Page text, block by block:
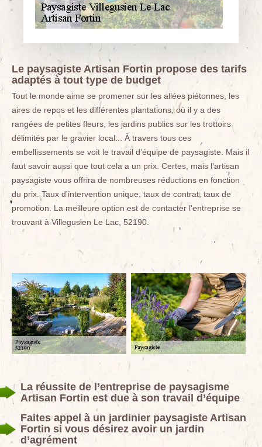
Le paysagiste Artisan Fortin propose des tarifs
adaptés à tout type de budget
Tout le monde aime se promener sur les allées piétonnes, les
aires de repos et les différentes plantations, où il y a des
rangées de petites fleurs, les jardins publics sur les trottoirs
délimités par le gravier local... À travers tous ces
embellissements se voit le travail d’équipe de paysagiste. Mais il
faut savoir aussi que tout cela a un prix. Certes, mais l’artisan
paysagiste vous offrira de nombreuses réductions en fonction
du prix. Taux d'intervention unique, taux de contrat, taux de
promotion. La meilleure option est de contacter l'entreprise se
trouvant à Villegusien Le Lac, 52190.
La réussite de l’entreprise de paysagisme
Artisan Fortin est due à son travail d’équipe
Faites appel à un jardinier paysagiste Artisan
Fortin si vous désirez avoir un jardin
d’agrément